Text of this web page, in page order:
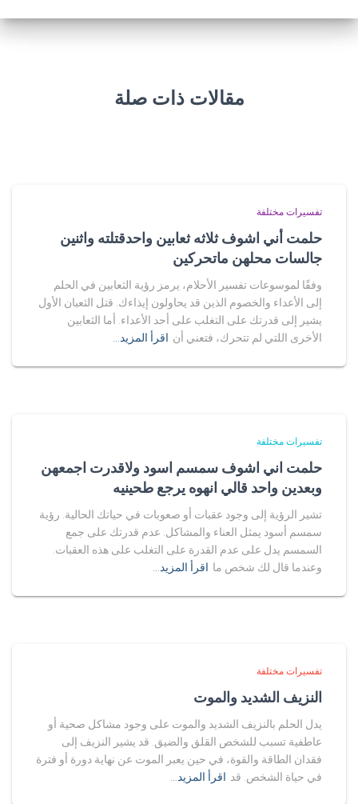
مقالات ذات صلة
تفسيرات مختلفة
حلمت أني اشوف ثلاثه ثعابين واحدقتلته واثنين
جالسات محلهن ماتحركين
وفقًا لموسوعات تفسير الأحلام، يرمز رؤية الثعابين في الحلم
إلى الأعداء والخصوم الذين قد يحاولون إيذاءك. قتل الثعبان الأول
يشير إلى قدرتك على التغلب على أحد الأعداء. أما الثعابين
الأخرى اللتي لم تتحرك، فتعني أن اقرأ المزيد…
تفسيرات مختلفة
حلمت اني اشوف سمسم اسود ولاقدرت اجمعهن
وبعدين واحد قالي انهوه يرجع طحينيه
تشير الرؤية إلى وجود عقبات أو صعوبات في حياتك الحالية. رؤية
سمسم أسود يمثل العناء والمشاكل. عدم قدرتك على جمع
السمسم يدل على عدم القدرة على التغلب على هذه العقبات.
وعندما قال لك شخص ما اقرأ المزيد…
تفسيرات مختلفة
النزيف الشديد والموت
يدل الحلم بالنزيف الشديد والموت على وجود مشاكل صحية أو
عاطفية تسبب للشخص القلق والضيق. قد يشير النزيف إلى
فقدان الطاقة والقوة، في حين يعبر الموت عن نهاية دورة أو فترة
في حياة الشخص. قد اقرأ المزيد…